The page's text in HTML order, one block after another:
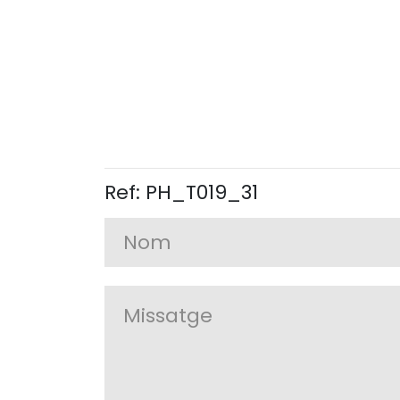
Ref: PH_T019_31